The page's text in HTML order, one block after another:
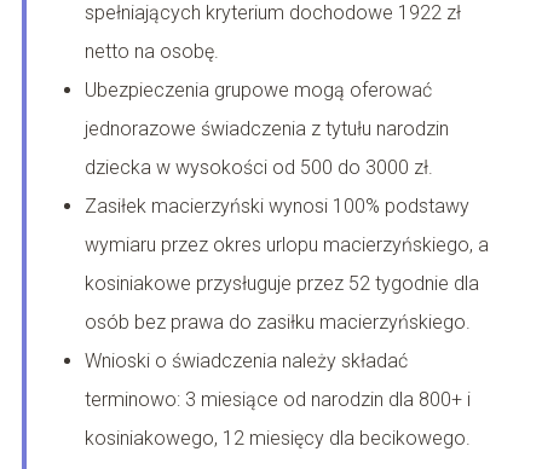
spełniających kryterium dochodowe 1922 zł
netto na osobę.
Ubezpieczenia grupowe mogą oferować
jednorazowe świadczenia z tytułu narodzin
dziecka w wysokości od 500 do 3000 zł.
Zasiłek macierzyński wynosi 100% podstawy
wymiaru przez okres urlopu macierzyńskiego, a
kosiniakowe przysługuje przez 52 tygodnie dla
osób bez prawa do zasiłku macierzyńskiego.
Wnioski o świadczenia należy składać
terminowo: 3 miesiące od narodzin dla 800+ i
kosiniakowego, 12 miesięcy dla becikowego.